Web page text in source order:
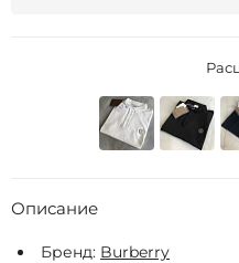
Описание
Бренд: Burberry